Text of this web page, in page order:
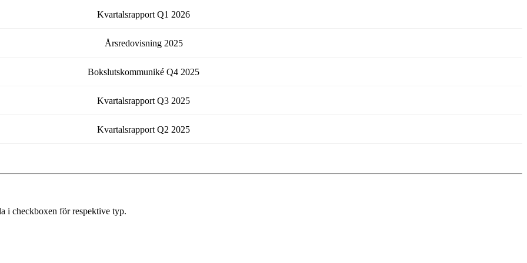
Kvartalsrapport Q1 2026
Årsredovisning 2025
Bokslutskommuniké Q4 2025
Kvartalsrapport Q3 2025
Kvartalsrapport Q2 2025
i checkboxen för respektive typ.